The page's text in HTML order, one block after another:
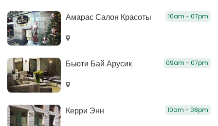
Амарас Салон Красоты 10am - 07pm
Бьюти Бай Арусик 09am - 07pm
Керри Энн 10am - 08pm